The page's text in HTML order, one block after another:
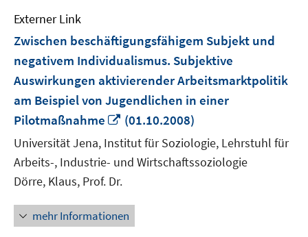
Externer Link
Zwischen beschäftigungsfähigem Subjekt und
negativem Individualismus. Subjektive
Auswirkungen aktivierender Arbeitsmarktpolitik
am Beispiel von Jugendlichen in einer
Pilotmaßnahme
In
neuem
Fenster
öffnen
(01.10.2008)
Universität Jena, Institut für Soziologie, Lehrstuhl für
Arbeits-, Industrie- und Wirtschaftssoziologie
Dörre, Klaus, Prof. Dr.
mehr Informationen